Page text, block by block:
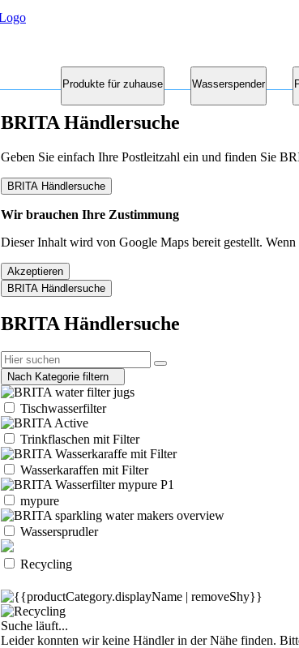
Produkte für zuhause Wasserspender
BRITA Händlersuche
Geben Sie einfach Ihre Postleitzahl ein und finden Sie
BRITA Händlersuche
Wir brauchen Ihre Zustimmung
Dieser Inhalt wird von Google Maps bereit gestellt.
Akzeptieren
BRITA Händlersuche
BRITA Händlersuche
Nach Kategorie filtern
Tischwasserfilter
Trinkflaschen mit Filter
Wasserkaraffen mit Filter
mypure
Wassersprudler
Recycling
Suche läuft...
Leider konnten wir keine Händler in der Nähe finden.